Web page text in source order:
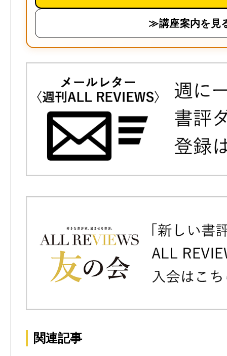
≫講座案内を見
関連記事